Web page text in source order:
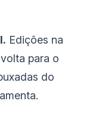
Edições na
para o
do